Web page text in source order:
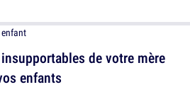
de votre mère
enfants